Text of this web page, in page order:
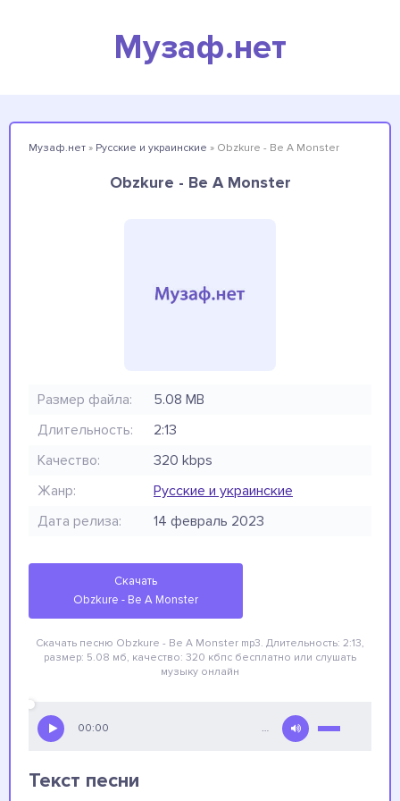
Музаф.нет
Музаф.нет » Русские и украинские » Obzkure - Be A Monster
Obzkure - Be A Monster
Размер файла:
5.08 MB
Длительность:
2:13
Качество:
320 kbps
Жанр:
Русские и украинские
Дата релиза:
14 февраль 2023
Скачать
Obzkure - Be A Monster
Скачать песню Obzkure - Be A Monster mp3. Длительность: 2:13,
размер: 5.08 мб, качество: 320 кбпс бесплатно или слушать
музыку онлайн
00:00 …
Текст песни